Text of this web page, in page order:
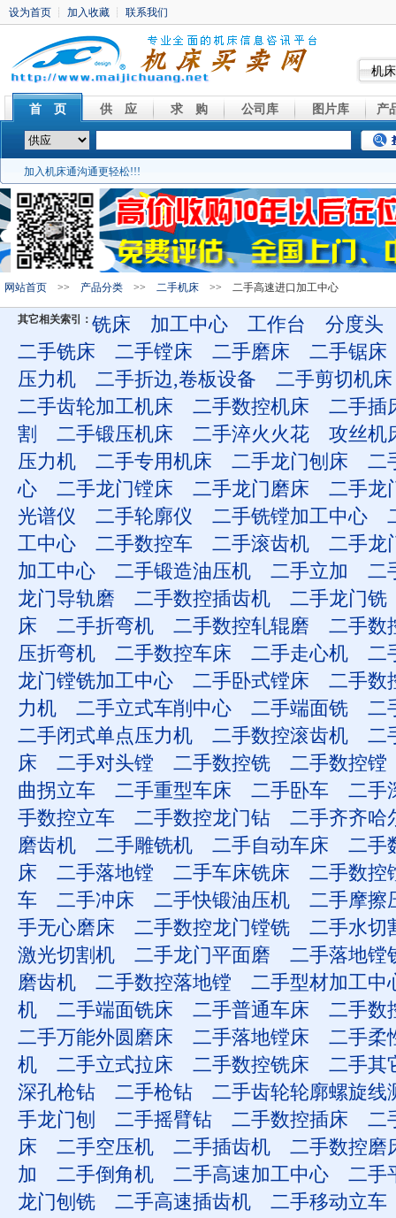
机
首 页 供 应 求 购 公司库 图片库 产
加入机床通沟通更轻松!!!
网站首页 >> 产品分类 >> 二手机床 >> 二手高速进口加工中心
其它相关索引： 铣床 加工中心 工作台
分度头
二手铣床
二手镗床 二手磨床
二手锯床
压力机
二手折边,卷板设备
二手剪切机床
二手齿轮加工机床
二手数控机床
二手插
割
二手锻压机床 二手淬火火花
攻丝机
压力机
二手专用机床 二手龙门刨床
二
心
二手龙门镗床 二手龙门磨床
二手龙
光谱仪
二手轮廓仪 二手铣镗加工中心
工中心
二手数控车 二手滚齿机
二手龙
加工中心
二手锻造油压机 二手立加
二
龙门导轨磨
二手数控插齿机
二手龙门铣
床
二手折弯机 二手数控轧辊磨
二手数
压折弯机
二手数控车床 二手走心机
二
龙门镗铣加工中心
二手卧式镗床
二手数
力机
二手立式车削中心 二手端面铣
二
二手闭式单点压力机
二手数控滚齿机
二
床
二手对头镗 二手数控铣
二手数控镗
曲拐立车
二手重型车床 二手卧车
二手
手数控立车
二手数控龙门钻
二手齐齐哈
磨齿机
二手雕铣机 二手自动车床
二手
床
二手落地镗 二手车床铣床
二手数控
车
二手冲床 二手快锻油压机
二手摩擦
手无心磨床
二手数控龙门镗铣
二手水切
激光切割机
二手龙门平面磨
二手落地镗
磨齿机
二手数控落地镗
二手型材加工中
机
二手端面铣床 二手普通车床
二手数
二手万能外圆磨床
二手落地镗床
二手柔
机
二手立式拉床 二手数控铣床
二手其
深孔枪钻
二手枪钻
二手齿轮轮廓螺旋线
手龙门刨
二手摇臂钻 二手数控插床
二
床
二手空压机 二手插齿机
二手数控磨
加
二手倒角机 二手高速加工中心
二手
龙门刨铣
二手高速插齿机
二手移动立车